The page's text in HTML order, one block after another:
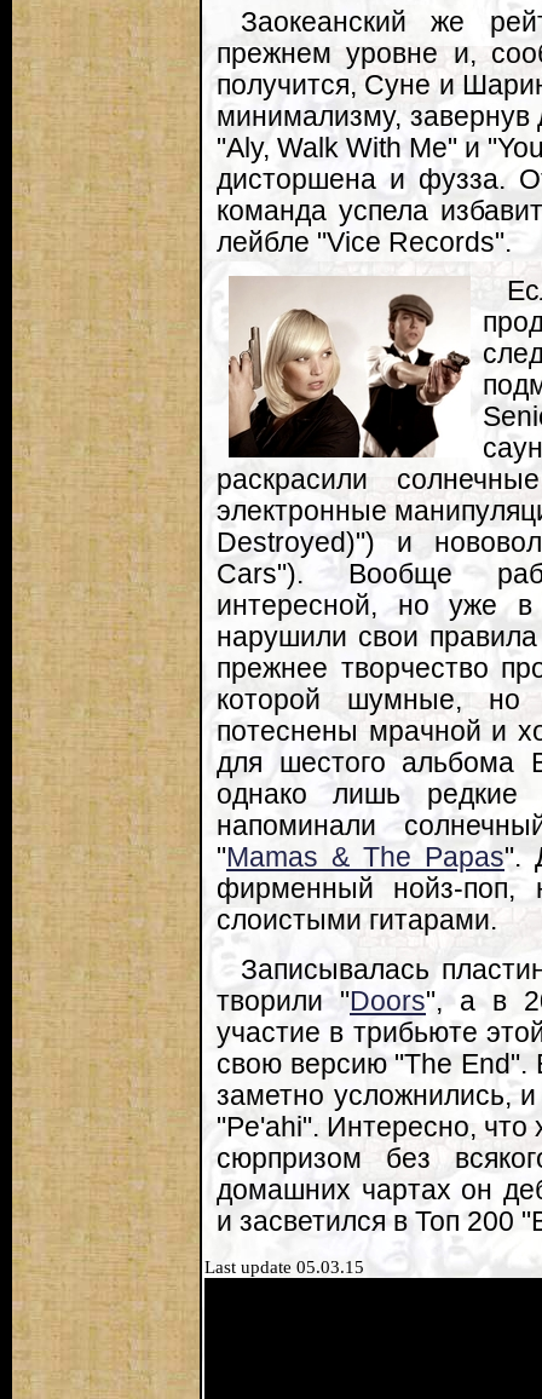
Заокеанский же
прежнем уровне и,
получится, Суне и
минимализму,
"Aly, Walk With Me" и
дисторшена и фузза.
команда успела
лейбле "Vice Records".
раскрасили
электронные
Destroyed)") и
Cars"). Вообще
интересной, но уже в
нарушили свои
прежнее творчество
которой шумные, но
потеснены мрачной и
для шестого альбома
однако лишь
напоминали
"Mamas & The Papas".
фирменный нойз-
слоистыми гитарами.
Записывалась
творили "Doors", а в
участие в трибьюте
свою версию "The
заметно усложнились,
"Pe'ahi". Интересно, что
сюрпризом без
домашних чартах он
и засветился в Топ 200
Last update 05.03.15